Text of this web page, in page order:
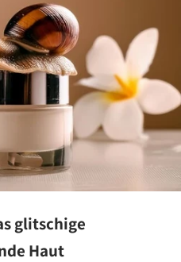
glitschige
Haut